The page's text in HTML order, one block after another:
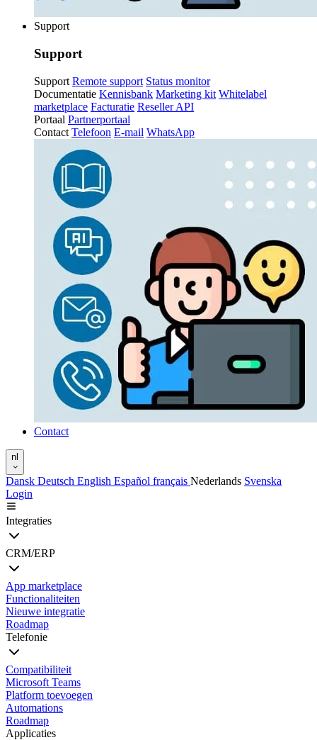
Support
Support
Support Remote support Status monitor
Documentatie Kennisbank Marketing kit Whitelabel
marketplace Facturatie Reseller API
Portaal Partnerportaal
Contact Telefoon E-mail WhatsApp
Contact
nl
Dansk Deutsch English Español français Nederlands Svenska
Login
Integraties
CRM/ERP
App marketplace
Functionaliteiten
Nieuwe integratie
Roadmap
Telefonie
Compatibiliteit
Microsoft Teams
Platform toevoegen
Automations
Roadmap
Applicaties